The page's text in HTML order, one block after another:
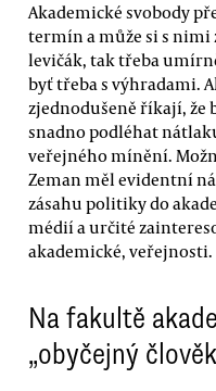
Akademické svobody
termín a může si s
levičák, tak třeba
byť třeba s výhradami.
zjednodušeně říkají, že
snadno podléhat
veřejného mínění.
Zeman měl evidentní
zásahu politiky do
médií a určité
akademické, veřejnosti.
Na fakultě
„obyčejný